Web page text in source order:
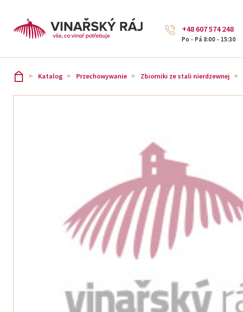
+48 607 574 248
Po - Pá 8:00 - 15:30
Katalog Przechowywanie Zbiorniki ze stali nierdzewnej